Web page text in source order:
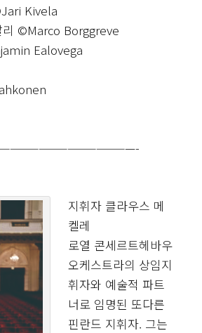
Kivela
리 ©Marco Borggreve
Ealovega
지휘자 클라우스 메
켈레
로열 콘세르트헤바우
오케스트라의 상임지
휘자와 예술적 파트
너로 임명된 또다른
핀란드 지휘자. 그는